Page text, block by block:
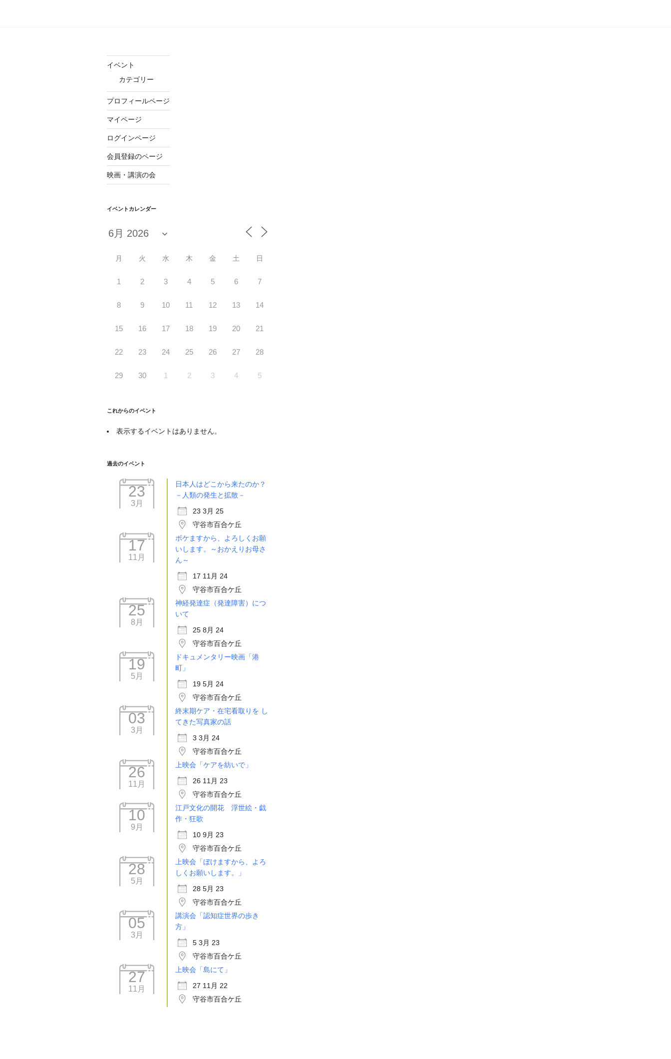
シ
ョ
ン
イベント
カテゴリー
プロフィールページ
マイページ
ログインページ
会員登録のページ
映画・講演の会
イベントカレンダー
月 火 水 木 金 土 日
1 2 3 4 5 6 7
8 9 10 11 12 13 14
15 16 17 18 19 20 21
22 23 24 25 26 27 28
29 30 1 2 3 4 5
これからのイベント
表示するイベントはありません。
過去のイベント
23
3月
日本人はどこから来たのか？
－人類の発生と拡散－
23 3月 25
守谷市百合ケ丘
17
11月
ボケますから、よろしくお願
いします。～おかえりお母さ
ん～
17 11月 24
守谷市百合ケ丘
25
8月
神経発達症（発達障害）につ
いて
25 8月 24
守谷市百合ケ丘
19
5月
ドキュメンタリー映画「港
町」
19 5月 24
守谷市百合ケ丘
03
3月
終末期ケア・在宅看取りを し
てきた写真家の話
3 3月 24
守谷市百合ケ丘
26
11月
上映会「ケアを紡いで」
26 11月 23
守谷市百合ケ丘
10
9月
江戸文化の開花 浮世絵・戯
作・狂歌
10 9月 23
守谷市百合ケ丘
28
5月
上映会「ぼけますから、よろ
しくお願いします。」
28 5月 23
守谷市百合ケ丘
05
3月
講演会「認知症世界の歩き
方」
5 3月 23
守谷市百合ケ丘
27
11月
上映会「島にて」
27 11月 22
守谷市百合ケ丘